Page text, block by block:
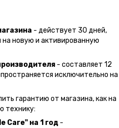
- действует 30 дней,
новую и активированную
- составляет 12
исключительно на
гарантию от магазина, как на
технику:
Care" на 1 год -